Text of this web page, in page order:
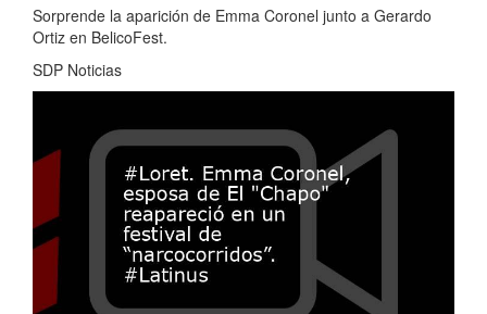
Sorprende la aparición de Emma Coronel junto a Gerardo
Ortiz en BelicoFest.
SDP Noticias